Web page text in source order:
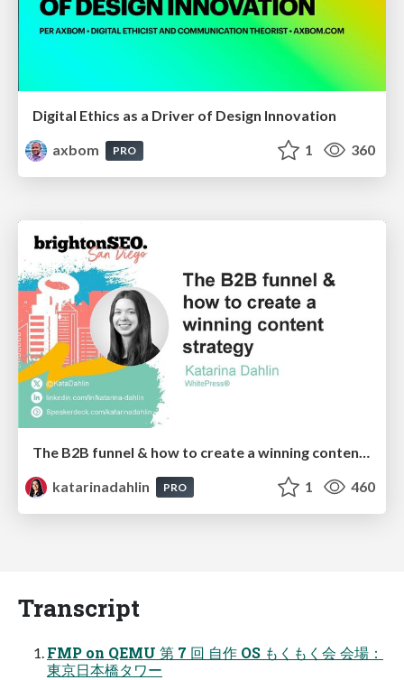
Digital Ethics as a Driver of Design Innovation
axbom
PRO 1 360
katarinadahlin
PRO 1 460
Transcript
FMP on QEMU 第 7 回 自作 OS もくもく会 会場：
東京日本橋タワー